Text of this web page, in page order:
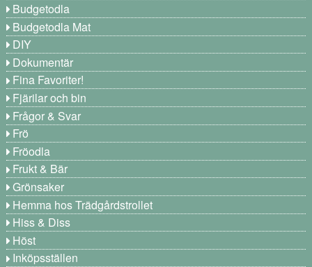
Budgetodla
Budgetodla Mat
DIY
Dokumentär
Fina Favoriter!
Fjärilar och bin
Frågor & Svar
Frö
Fröodla
Frukt & Bär
Grönsaker
Hemma hos Trädgårdstrollet
Hiss & Diss
Höst
Inköpsställen